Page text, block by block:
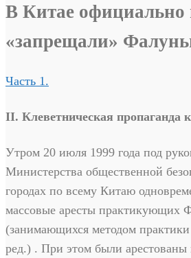
В Китае официально
«запрещали»
Часть 1.
II. Клеветническая пропаганда
Утром 20 июля 1999 года под
Министерства общественной
городах по всему Китаю
массовые аресты практикующих
(занимающихся методом
ред.) . При этом были арестованы